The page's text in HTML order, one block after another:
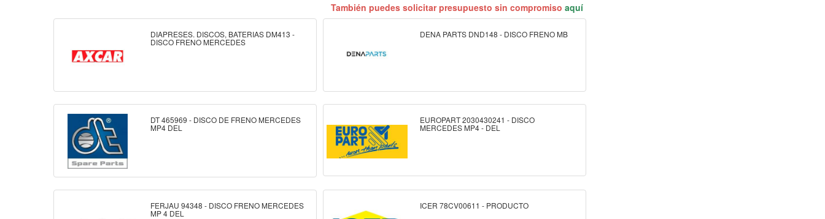
También puedes solicitar presupuesto sin compromiso aquí
DIAPRESES. DISCOS, BATERIAS DM413 -
DISCO FRENO MERCEDES
DENA PARTS DND148 - DISCO FRENO MB
DT 465969 - DISCO DE FRENO MERCEDES
MP4 DEL
EUROPART 2030430241 - DISCO
MERCEDES MP4 - DEL
FERJAU 94348 - DISCO FRENO MERCEDES
MP 4 DEL
ICER 78CV00611 - PRODUCTO